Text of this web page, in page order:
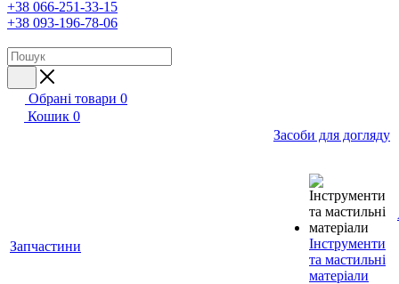
+38 066-251-33-15
+38 093-196-78-06
Обрані товари 0
Кошик 0
Запчастини
Засоби для догляду
Інструменти
та мастильні
матеріали